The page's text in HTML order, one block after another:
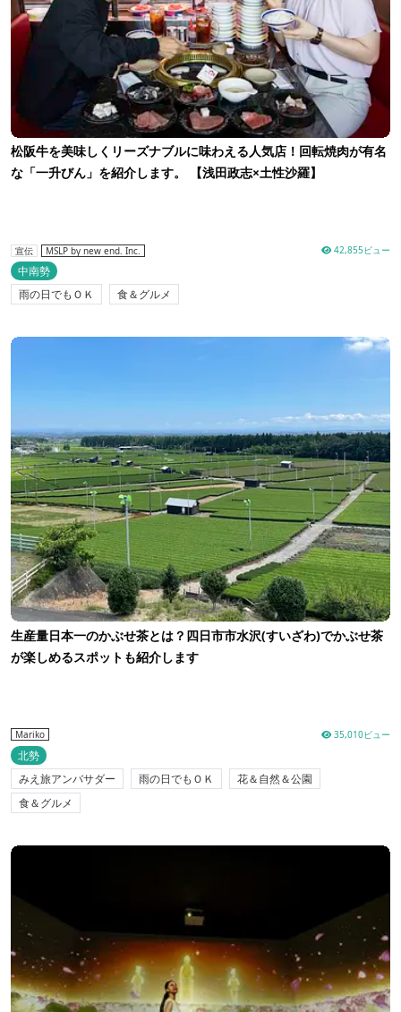
松阪牛を美味しくリーズナブルに味わえる人気店！回転焼肉が有名
な「一升びん」を紹介します。 【浅田政志×土性沙羅】
宣伝 MSLP by new end. Inc. 42,855ビュー
中南勢
雨の日でもＯＫ
食＆グルメ
生産量日本一のかぶせ茶とは？四日市市水沢(すいざわ)でかぶせ茶
が楽しめるスポットも紹介します
Mariko 35,010ビュー
北勢
みえ旅アンバサダー
雨の日でもＯＫ
花＆自然＆公園
食＆グルメ